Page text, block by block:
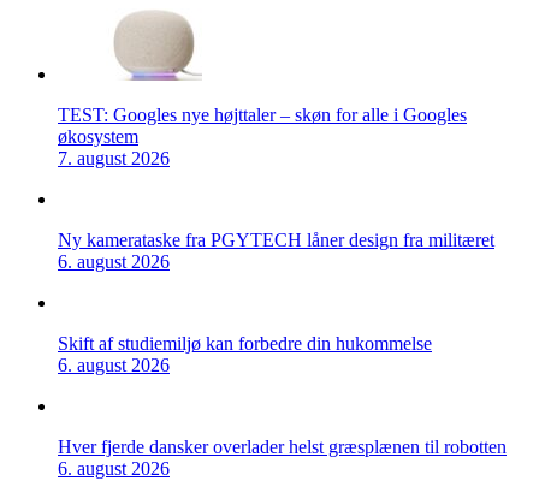
TEST: Googles nye højttaler – skøn for alle i Googles
økosystem
7. august 2026
Ny kamerataske fra PGYTECH låner design fra militæret
6. august 2026
Skift af studiemiljø kan forbedre din hukommelse
6. august 2026
Hver fjerde dansker overlader helst græsplænen til robotten
6. august 2026